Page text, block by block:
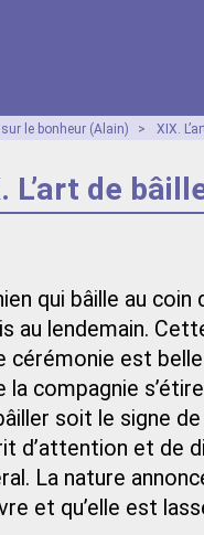
le bonheur (Alain) > XIX.
L’art de
qui bâille au
au lendemain.
cérémonie est
la compagnie
soit le signe
d’attention et de
La nature
et qu’elle est